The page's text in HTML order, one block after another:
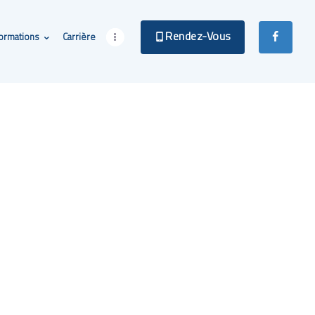
Carrière Rendez-Vous